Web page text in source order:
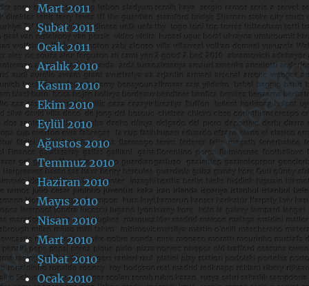
Mart 2011
Şubat 2011
Ocak 2011
Aralık 2010
Kasım 2010
Ekim 2010
Eylül 2010
Ağustos 2010
Temmuz 2010
Haziran 2010
Mayıs 2010
Nisan 2010
Mart 2010
Şubat 2010
Ocak 2010